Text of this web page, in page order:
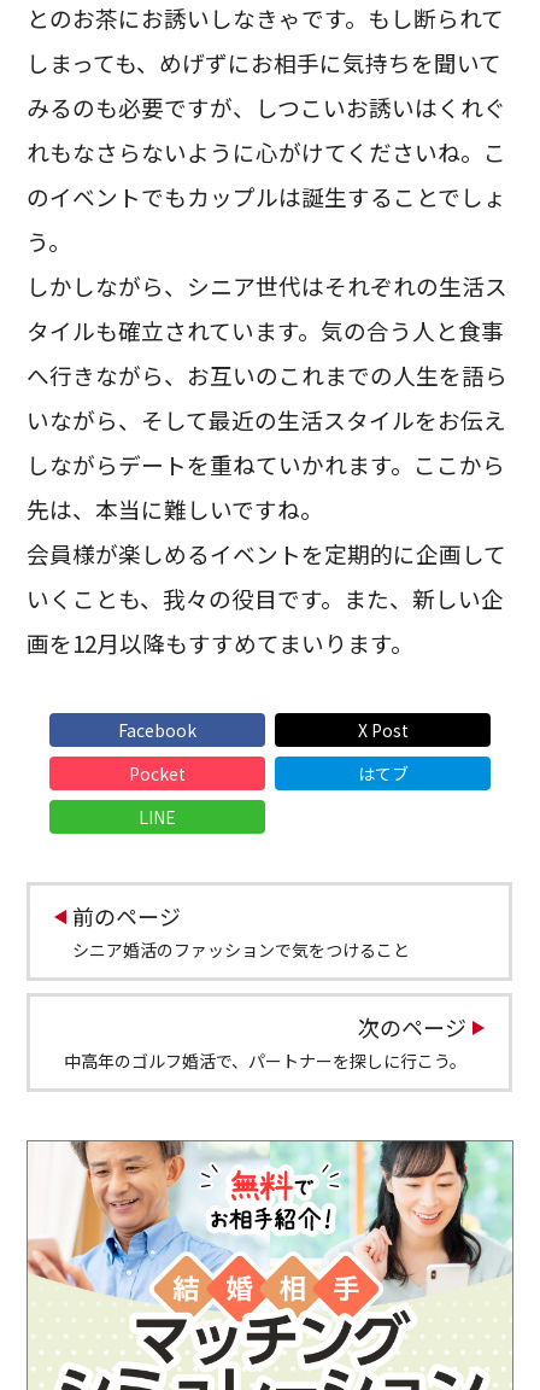
とのお茶にお誘いしなきゃです。もし断られて
しまっても、めげずにお相手に気持ちを聞いて
みるのも必要ですが、しつこいお誘いはくれぐ
れもなさらないように心がけてくださいね。こ
のイベントでもカップルは誕生することでしょ
う。
しかしながら、シニア世代はそれぞれの生活ス
タイルも確立されています。気の合う人と食事
へ行きながら、お互いのこれまでの人生を語ら
いながら、そして最近の生活スタイルをお伝え
しながらデートを重ねていかれます。ここから
先は、本当に難しいですね。
会員様が楽しめるイベントを定期的に企画して
いくことも、我々の役目です。また、新しい企
画を12月以降もすすめてまいります。
Facebook
X Post
Pocket
はてブ
LINE
前のページ
シニア婚活のファッションで気をつけること
次のページ
中高年のゴルフ婚活で、パートナーを探しに行こう。